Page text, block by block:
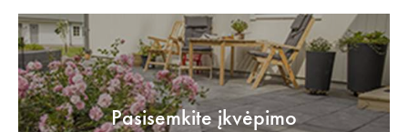
Pasisemkite įkvėpimo